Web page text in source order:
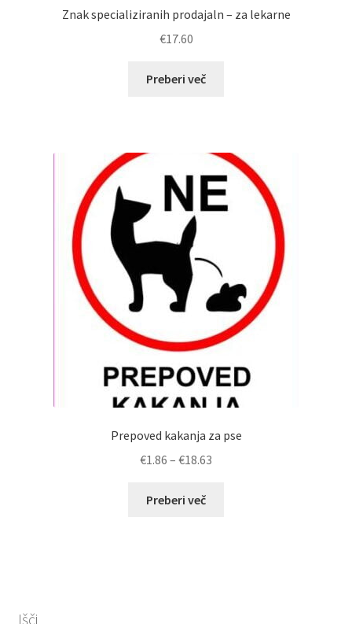
Znak specializiranih prodajaln – za lekarne
€17.60
Preberi več
Prepoved kakanja za pse
€1.86 – €18.63
Preberi več
Išči